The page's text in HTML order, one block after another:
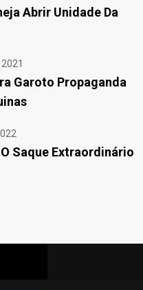
Abrir Unidade Da
Garoto Propaganda
Saque Extraordinário